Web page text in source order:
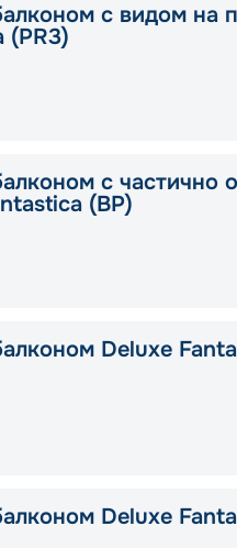
с видом на
(PR3)
с частично
(BP)
Deluxe
Deluxe